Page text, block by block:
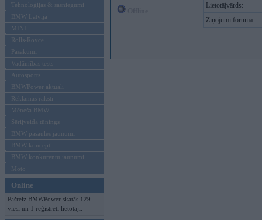
Tehnoloģijas & sasniegumi
BMW Latvijā
MINI
Rolls-Royce
Pasākumi
Vadāmības tests
Autosports
BMWPower aktuāli
Reklāmas raksti
Mēneša BMW
Sērijveida tūnings
BMW pasaules jaunumi
BMW koncepti
BMW konkurentu jaunumi
Moto
Online
Pašreiz BMWPower skatās 129
viesi un 1 reģistrēti lietotāji.
Lietotājvārds:
Ziņojumi forumā: